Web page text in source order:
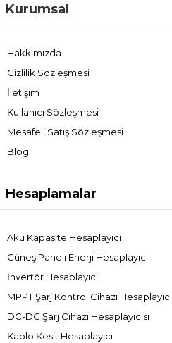
Kurumsal
Hakkımızda
Gizlilik Sözleşmesi
İletişim
Kullanıcı Sözleşmesi
Mesafeli Satış Sözleşmesi
Blog
Hesaplamalar
Akü Kapasite Hesaplayıcı
Güneş Paneli Enerji Hesaplayıcı
İnvertör Hesaplayıcı
MPPT Şarj Kontrol Cihazı Hesaplayıcı
DC-DC Şarj Cihazı Hesaplayıcısı
Kablo Kesit Hesaplayıcı